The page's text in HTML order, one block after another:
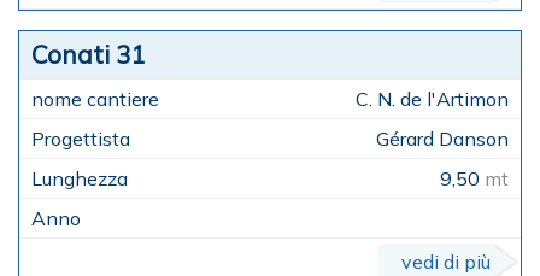
Conati 31
C. N. de l'Artimon
Gérard Danson
9,50 mt
vedi di più